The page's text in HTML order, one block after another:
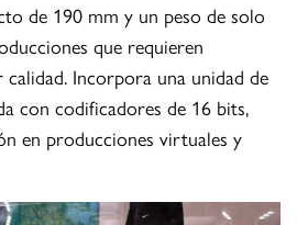
de 190 mm y un peso de solo
que requieren
Incorpora una unidad de
con codificadores de 16 bits,
en producciones virtuales y